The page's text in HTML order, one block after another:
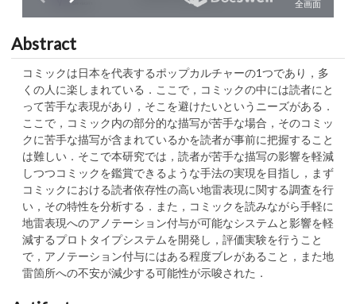
Abstract
コミックは日本を代表するポップカルチャーの1つであり，多
くの人に楽しまれている．ここで，コミックの中には読者にと
って苦手な表現があり，そこを避けたいというニーズがある．
ここで，コミック内の部分的な描写が苦手な場合，そのコミッ
クに苦手な描写が含まれているかを読者が事前に把握すること
は難しい．そこで本研究では，読者が苦手な描写の影響を軽減
しつつコミックを鑑賞できるような手法の実現を目指し，まず
コミックにおける読者依存性の高い地雷表現に関する調査を行
い，その特性を分析する．また，コミックを読みながら手軽に
地雷表現へのアノテーション付与が可能なシステムと影響を軽
減するプロトタイプシステムを開発し，評価実験を行うこと
で，アノテーション付与にはある程度ブレがあること，また地
雷箇所への不安が減少する可能性が示唆された．